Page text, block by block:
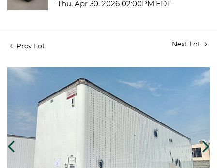
Thu, Apr 30, 2026 02:00PM EDT
Prev Lot Next Lot